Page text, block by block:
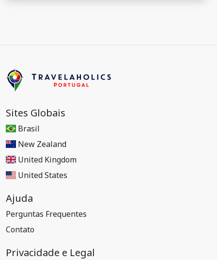
Sites Globais
Brasil
New Zealand
United Kingdom
United States
Ajuda
Perguntas Frequentes
Contato
Privacidade e Legal